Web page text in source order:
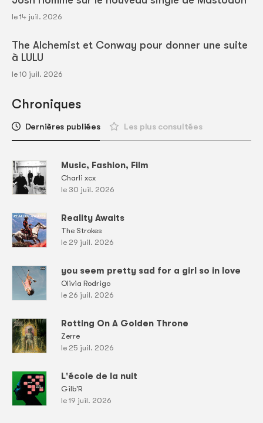
le 14 juil. 2026
The Alchemist et Conway pour donner une suite
à LULU
le 10 juil. 2026
Chroniques
Dernières publiées Les plus consultées
Music, Fashion, Film
Charli xcx
le 30 juil. 2026
Reality Awaits
The Strokes
le 29 juil. 2026
you seem pretty sad for a girl so in love
Olivia Rodrigo
le 26 juil. 2026
Rotting On A Golden Throne
Zerre
le 25 juil. 2026
L'école de la nuit
Gilb'R
le 19 juil. 2026